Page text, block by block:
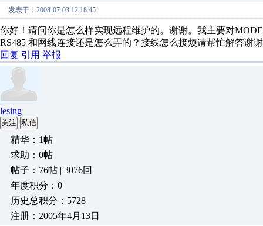
发表于：2008-07-03 12:18:45
你好！请问你是怎么样实现远程维护的。谢谢。我主要对
RS485 和网线连接还是怎么弄的？接线怎么接烦请帮忙解答谢谢
回复 引用 举报
lesing
关注 私信
精华：1帖
求助：0帖
帖子：76帖 | 3076回
年度积分：0
历史总积分：5728
注册：2005年4月13日